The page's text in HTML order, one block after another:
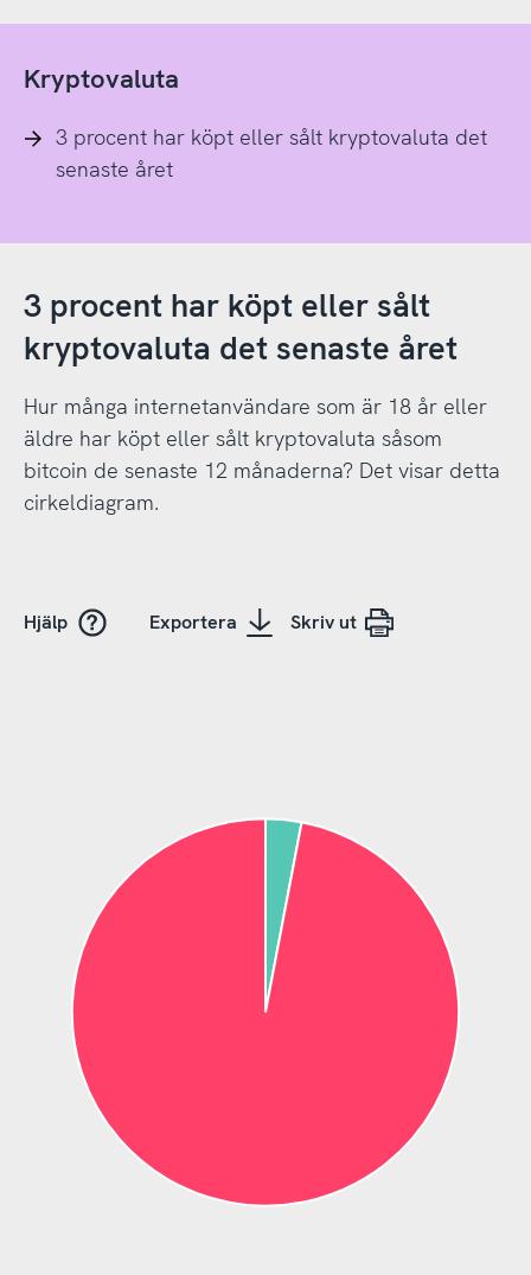
Kryptovaluta
3 procent har köpt eller sålt kryptovaluta det
senaste året
3 procent har köpt eller sålt
kryptovaluta det senaste året
Hur många internetanvändare som är 18 år eller
äldre har köpt eller sålt kryptovaluta såsom
bitcoin de senaste 12 månaderna? Det visar detta
cirkeldiagram.
Hjälp Exportera Skriv ut